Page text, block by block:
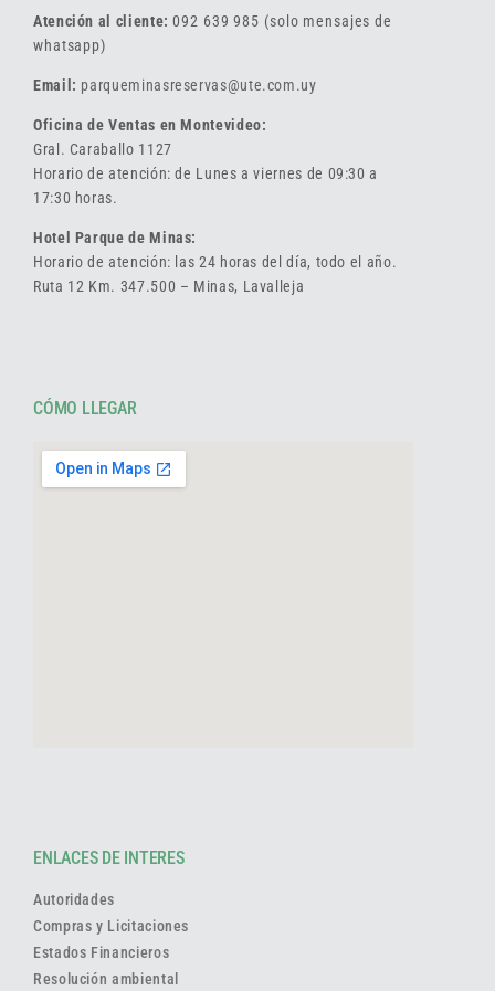
Atención al cliente:092 639 985 (solo mensajes de
whatsapp)
Email: parqueminasreservas@ute.com.uy
Oficina de Ventas en Montevideo:
Gral. Caraballo 1127
Horario de atención: de Lunes a viernes de 09:30 a
17:30 horas.
Hotel Parque de Minas:
Horario de atención: las 24 horas del día, todo el año.
Ruta 12 Km. 347.500 – Minas, Lavalleja
CÓMO LLEGAR
ENLACES DE INTERES
Autoridades
Compras y Licitaciones
Estados Financieros
Resolución ambiental